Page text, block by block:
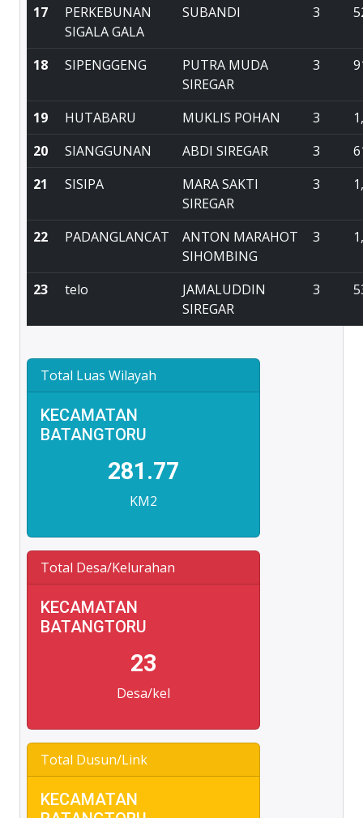
17
PERKEBUNAN
SIGALA GALA
SUBANDI 3
18 SIPENGGENG
PUTRA MUDA
SIREGAR
3
19 HUTABARU MUKLIS POHAN 3
20
SIANGGUNAN ABDI SIREGAR 3
21
SISIPA
MARA SAKTI
SIREGAR
3
22 PADANGLANCAT
ANTON MARAHOT
SIHOMBING
3
23 telo
JAMALUDDIN
SIREGAR
3
Total Luas Wilayah
KECAMATAN
BATANGTORU
281.77
KM2
Total Desa/Kelurahan
KECAMATAN
BATANGTORU
23
Desa/kel
Total Dusun/Link
KECAMATAN